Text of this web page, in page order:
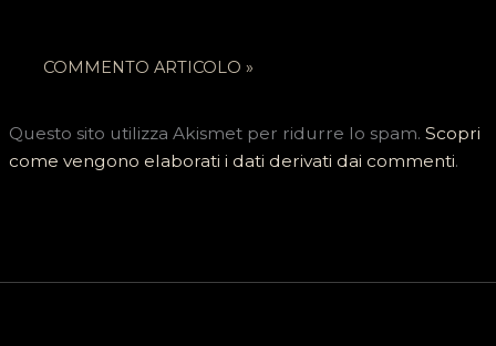
Questo sito utilizza Akismet per ridurre lo spam.Scopri
come vengono elaborati i dati derivati dai commenti.